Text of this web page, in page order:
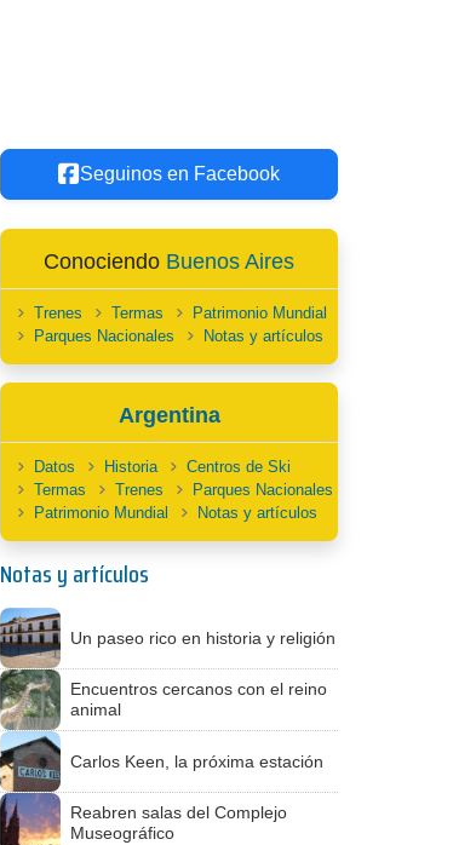
Seguinos en Facebook
Conociendo Buenos Aires
Trenes Termas
Patrimonio Mundial
Parques Nacionales
Notas y artículos
Argentina
Datos Historia
Centros de Ski
Termas
Trenes
Parques Nacionales
Patrimonio Mundial
Notas y artículos
Notas y artículos
Un paseo rico en historia y religión
Encuentros cercanos con el reino
animal
Carlos Keen, la próxima estación
Reabren salas del Complejo
Museográfico